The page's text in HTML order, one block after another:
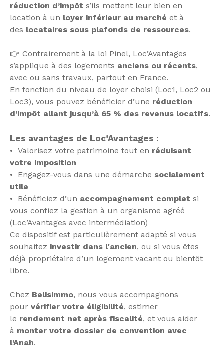
réduction d’impôt s’ils mettent leur bien en
location à un loyer inférieur au marché et à
des locataires sous plafonds de ressources.
👉 Contrairement à la loi Pinel, Loc’Avantages
s’applique à des logements anciens ou récents,
avec ou sans travaux, partout en France.
En fonction du niveau de loyer choisi (Loc1, Loc2 ou
Loc3), vous pouvez bénéficier d’une réduction
d’impôt allant jusqu’à 65 % des revenus locatifs.
Les avantages de Loc’Avantages :
Valorisez votre patrimoine tout en réduisant
votre imposition
Engagez-vous dans une démarche socialement
utile
Bénéficiez d’un accompagnement complet si
vous confiez la gestion à un organisme agréé
(Loc’Avantages avec intermédiation)
Ce dispositif est particulièrement adapté si vous
souhaitez investir dans l'ancien, ou si vous êtes
déjà propriétaire d’un logement vacant ou bientôt
libre.
Chez Belisimmo, nous vous accompagnons
pour vérifier votre éligibilité, estimer
le rendement net après fiscalité, et vous aider
à monter votre dossier de convention avec
l’Anah.